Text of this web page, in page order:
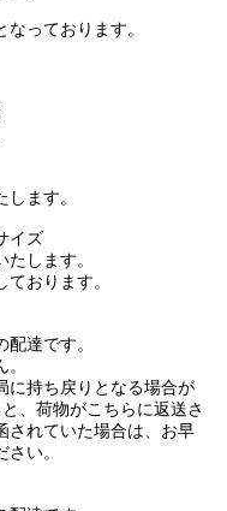
っております。
ます。
イズ
します。
おります。
達です。
に持ち戻りとなる場合が
、荷物がこちらに返送さ
されていた場合は、お早
い。